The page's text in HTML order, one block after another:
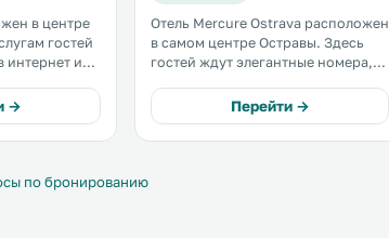
в центре
интернет и
в строгом
→
Отель Mercure Ostrava расположен
в самом центре Остравы. Здесь
гостей ждут элегантные номера,
ЖК-телевизором, бесплатным Wi-
Fi и удобствами для
приготовления чая/кофе. .
Перейти →
по бронированию